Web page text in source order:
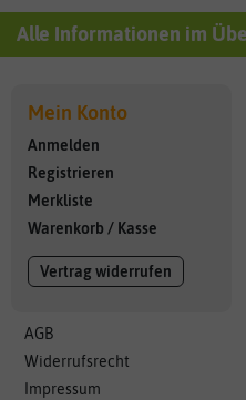
Alle Informationen im
Mein Konto
Anmelden
Registrieren
Merkliste
Warenkorb / Kasse
Vertrag widerrufen
AGB
Widerrufsrecht
Impressum